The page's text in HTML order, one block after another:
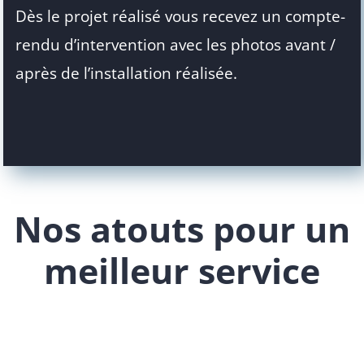
Dès le projet réalisé vous recevez un compte-
rendu d’intervention avec les photos avant /
après de l’installation réalisée.
Nos atouts pour un
meilleur service